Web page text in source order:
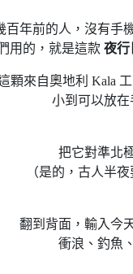
百年前的人，沒有手
用的，就是這款 夜行
顆來自奧地利 Kala
小到可以放在
把它對準北
（是的，古人半
翻到背面，輸入今
衝浪、釣魚